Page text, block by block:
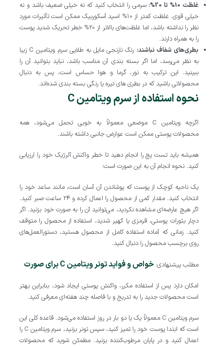
غلظت 10% تا 20%:
سرمی را انتخاب کنید که نه خیلی ضعیف باشد و نه
خیلی قوی. غلظت کمتر از 10% اسید آسکوربیک ممکن است تأثیرات مورد
نظر را نداشته باشد، اما غلظت‌های بالاتر از 20% خطر تحریک شدید پوست
را به همراه دارند.
بطری‌های شفاف نباشند:
رنگ نارنجی مایل به طلایی سرم ویتامین C زیبا
به نظر می‌رسد، اما اگر بسته‌ بندی آن مناسب باشد، نباید بتوانید آن را
ببینید. این ترکیب به نور، گرما و هوا حساس است، پس به دنبال
محصولاتی باشید که در بطری‌ های تیره یا رنگی بسته‌ بندی شده‌اند.
نحوه استفاده از سرم ویتامین C
اگرچه ویتامین C موضعی معمولاً به خوبی تحمل می‌شود، همه
محصولات پوستی ممکن است عوارض جانبی داشته باشند.
همیشه باید تست پچ را انجام دهید تا خطر واکنش آلرژیک خود را ارزیابی
کنید. نحوه انجام آن به این صورت است:
یک ناحیه کوچک از پوست که پوشاندن آن آسان است، مانند ساعد خود را
انتخاب کنید. مقدار کمی از محصول را اعمال کرده و ۲۴ ساعت صبر کنید.
اگر هیچ عارضه‌ای مشاهده نکردید، می‌توانید آن را به صورت خود بزنید. اگر
دچار بثورات پوستی، قرمزی یا کهیر شدید، استفاده از محصول را متوقف
کنید. زمانی که آماده استفاده کامل از محصول هستید، دستورالعمل‌های
روی برچسب محصول را دنبال کنید.
مطلب پیشنهادی: خواص و فواید تونر ویتامین C برای صورت
امکان دارد پس از استفاده مکرر، واکنش پوستی ایجاد شود، بنابراین بهتر
است محصولات جدید را به تدریج و با فاصله چند هفته‌ای معرفی کنید.
سرم ویتامین C معمولاً یک یا دو بار در روز استفاده می‌شود. قاعده کلی این
است که ابتدا پوست خود را تمیز کنید، سپس تونر بزنید، سرم ویتامین C را
اعمال کنید و در پایان مرطوب‌کننده بزنید. مطمئن شوید که محصولات